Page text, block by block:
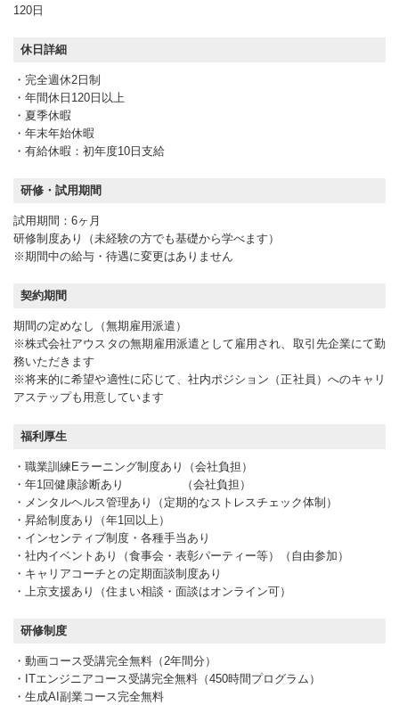
120日
休日詳細
・完全週休2日制
・年間休日120日以上
・夏季休暇
・年末年始休暇
・有給休暇：初年度10日支給
研修・試用期間
試用期間：6ヶ月
研修制度あり（未経験の方でも基礎から学べます）
※期間中の給与・待遇に変更はありません
契約期間
期間の定めなし（無期雇用派遣）
※株式会社アウスタの無期雇用派遣として雇用され、取引先企業にて勤
務いただきます
※将来的に希望や適性に応じて、社内ポジション（正社員）へのキャリ
アステップも用意しています
福利厚生
・職業訓練Eラーニング制度あり（会社負担）
・年1回健康診断あり （会社負担）
・メンタルヘルス管理あり（定期的なストレスチェック体制）
・昇給制度あり（年1回以上）
・インセンティブ制度・各種手当あり
・社内イベントあり（食事会・表彰パーティー等）（自由参加）
・キャリアコーチとの定期面談制度あり
・上京支援あり（住まい相談・面談はオンライン可）
研修制度
・動画コース受講完全無料（2年間分）
・ITエンジニアコース受講完全無料（450時間プログラム）
・生成AI副業コース完全無料